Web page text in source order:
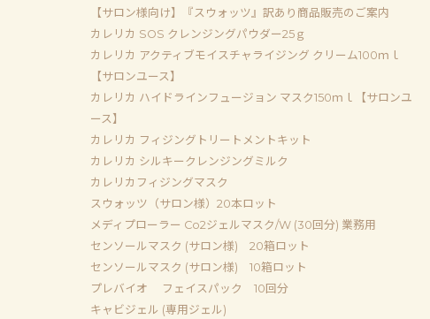
【サロン様向け】『スウォッツ』訳あり商品販売のご案内
カレリカ SOS クレンジングパウダー25ｇ
カレリカ アクティブモイスチャライジング クリーム100ｍｌ
【サロンユース】
カレリカ ハイドラインフュージョン マスク150ｍｌ【サロンユ
ース】
カレリカ フィジングトリートメントキット
カレリカ シルキークレンジングミルク
カレリカフィジングマスク
スウォッツ（サロン様）20本ロット
メディプローラー Co2ジェルマスク/W (30回分) 業務用
センソールマスク (サロン様) 20箱ロット
センソールマスク (サロン様) 10箱ロット
プレバイオ フェイスパック 10回分
キャビジェル (専用ジェル)